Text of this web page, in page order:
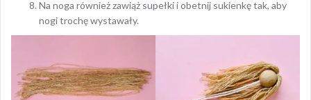
Na noga również zawiąż supełki i obetnij sukienkę tak, aby
nogi trochę wystawały.